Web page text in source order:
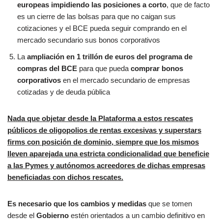
europeas impidiendo las posiciones a corto, que de facto
es un cierre de las bolsas para que no caigan sus
cotizaciones y el BCE pueda seguir comprando en el
mercado secundario sus bonos corporativos
La ampliación en 1 trillón de euros del programa de
compras del BCE para que pueda comprar bonos
corporativos en el mercado secundario de empresas
cotizadas y de deuda pública
Nada que objetar desde la Plataforma a estos rescates
públicos de oligopolios de rentas excesivas y superstars
firms con posición de dominio, siempre que los mismos
lleven aparejada una estricta condicionalidad que beneficie
a las Pymes y autónomos acreedores de dichas empresas
beneficiadas con dichos rescates.
Es necesario que los cambios y medidas que se tomen
desde el Gobierno estén orientados a un cambio definitivo en